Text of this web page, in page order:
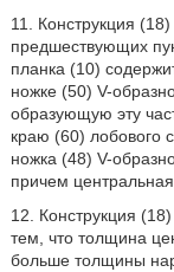
11. Конструкция
предшествующих
планка (10)
ножке (50) V-
образующую эту
краю (60) лобового
ножка (48) V-
причем
12. Конструкция
тем, что толщина
больше толщины